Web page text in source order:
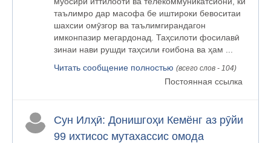
таълимро дар масофа бе иштироки бевоситаи
шахсии омӯзгор ва таълимгирандагон
имконпазир мегардонад. Таҳсилоти фосилавӣ
зинаи нави рушди таҳсили ғоибона ва ҳам ...
Читать сообщение полностью (всего слов - 104)
Постоянная ссылка
Сун Илҳӣ: Донишгоҳи Кемёнг аз рӯйи
99 ихтисос мутахассис омода